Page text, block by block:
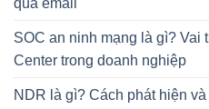
qua email
SOC an ninh mạng là gì? Vai
Center trong doanh nghiệp
NDR là gì? Cách phát hiện